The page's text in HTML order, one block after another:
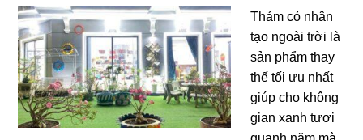
Thảm cỏ nhân
tạo ngoài trời là
sản phẩm thay
thế tối ưu nhất
giúp cho không
gian xanh tươi